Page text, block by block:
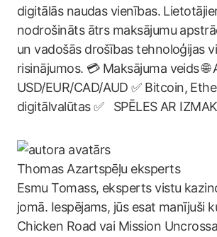
digitālās naudas vienības.
nodrošināts ātrs maksājumu
un vadošās drošības tehnoloģijas
risinājumos. 💳 Maksājuma veids 🌐
USD/EUR/CAD/AUD ✅ Bitcoin,
digitālvalūtas ✅ SPĒLES AR
Thomas Azartspēļu eksperts
Esmu Tomass, eksperts vistu
jomā. Iespējams, jūs esat manījuši
Chicken Road vai Mission